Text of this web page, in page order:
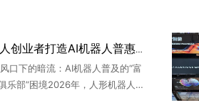
聋人创业者打造AI机器人普惠平台，欲破解产业痛点
口下的暗流：AI机器人普及的“富
乐部”困境2026年，人形机器人赛